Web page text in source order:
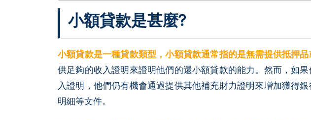
小額貸款是甚麼?
小額貸款是一種貸款類型，小額貸款通常指的是無需提供抵押
供足夠的收入證明來證明他們的還小額貸款的能力。然而，如
入證明，他們仍有機會通過提供其他補充財力證明來增加獲得
明細等文件。